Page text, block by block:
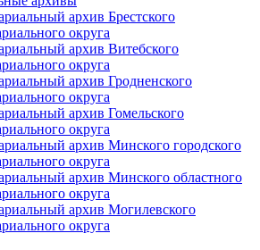
архив Брестского
округа
архив Витебского
округа
архив Гродненского
округа
архив Гомельского
округа
архив Минского городского
округа
архив Минского областного
округа
архив Могилевского
округа